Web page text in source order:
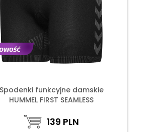
Spodenki funkcyjne damskie
HUMMEL FIRST SEAMLESS
139 PLN